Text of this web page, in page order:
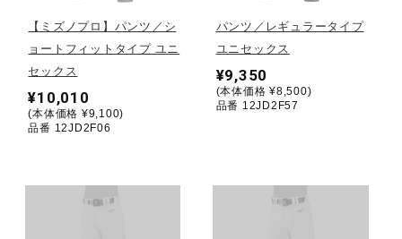
アウトドア／レイン
サポーター
健康／エクササイズ
【ミズノプロ】パンツ／シ
ョートフィットタイプ ユニ
セックス
¥10,010
(本体価格 ¥9,100)
品番 12JD2F06
パンツ／レギュラータイプ
ユニセックス
¥9,350
(本体価格 ¥8,500)
品番 12JD2F57